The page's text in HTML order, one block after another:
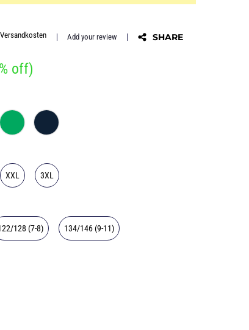
Versandkosten Add your review SHARE
% off)
XXL 3XL
128 (7-8) 134/146 (9-11)